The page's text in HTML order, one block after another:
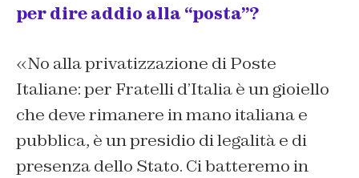
per dire addio alla “posta”?
«No alla privatizzazione diPoste
Italiane: per Fratelli d’Italia è un gioiello
che deve rimanere in mano italiana e
pubblica, è un presidio di legalità e di
presenza dello Stato. Ci batteremo in